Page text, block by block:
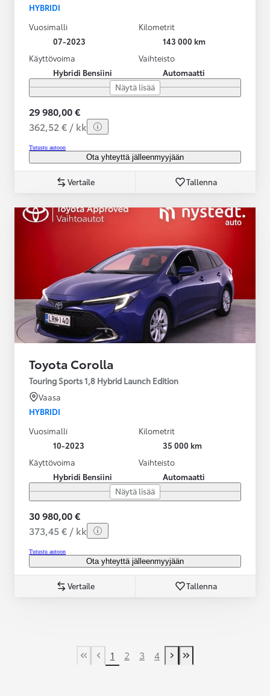
HYBRIDI
Vuosimalli
07-2023
Kilometrit
143 000 km
Käyttövoima
Hybridi Bensiini
Vaihteisto
Automaatti
Näytä lisää
29 980,00 €
362,52 € / kk
Tutustu autoon
Ota yhteyttä jälleenmyyjään
Vertaile Tallenna
Toyota Corolla
Touring Sports 1,8 Hybrid Launch Edition
Vaasa
HYBRIDI
Vuosimalli
10-2023
Kilometrit
35 000 km
Käyttövoima
Hybridi Bensiini
Vaihteisto
Automaatti
Näytä lisää
30 980,00 €
373,45 € / kk
Tutustu autoon
Ota yhteyttä jälleenmyyjään
Vertaile Tallenna
First Page
Previous page
1 2 3 4
Next page
Last Page